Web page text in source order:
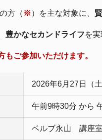
方（ ※）を主な対象に、
豊かなセカンドライフを
ご参加いただけます。
2026年6月27日（土
午前9時30分 から
ベルブ永山 講座室